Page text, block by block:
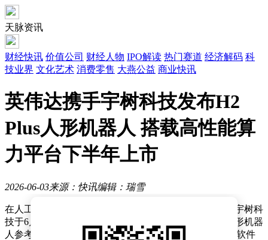
天脉资讯
财经快讯 价值公司 财经人物 IPO解读 热门赛道 经济解码 科
技业界 文化艺术 消费零售 大燕公益 商业快讯
英伟达携手宇树科技发布H2
Plus人形机器人 搭载高性能算
力平台下半年上市
2026-06-03来源：快讯编辑：瑞雪
在人工智能与机器人技术加速融合的背景下，英伟达与宇树科
技于6月1日正式宣布达成战略合作，共同推出新一代人形机器
人参考设计H2 Plus。这款产品深度整合了双方在硬件与软件